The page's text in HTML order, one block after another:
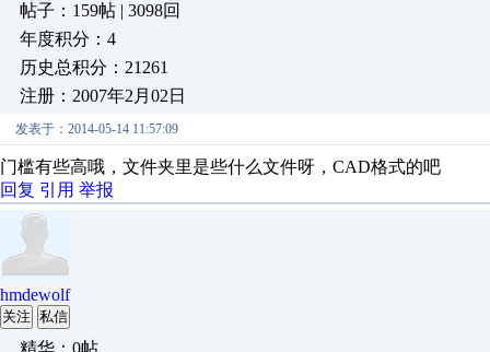
帖子：159帖 | 3098回
年度积分：4
历史总积分：21261
注册：2007年2月02日
发表于：2014-05-14 11:57:09
门槛有些高哦，文件夹里是些什么文件呀，CAD格式的吧
回复 引用 举报
hmdewolf
关注 私信
精华：0帖